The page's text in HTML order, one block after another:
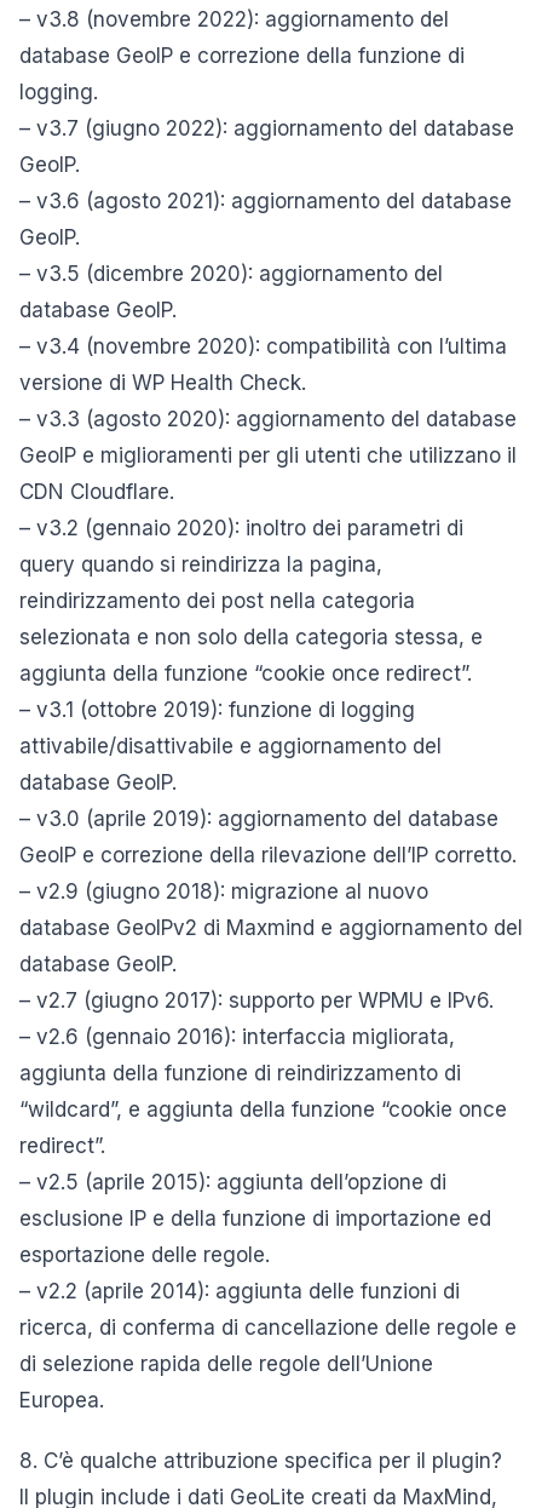
– v3.8 (novembre 2022): aggiornamento del
database GeoIP e correzione della funzione di
logging.
– v3.7 (giugno 2022): aggiornamento del database
GeoIP.
– v3.6 (agosto 2021): aggiornamento del database
GeoIP.
– v3.5 (dicembre 2020): aggiornamento del
database GeoIP.
– v3.4 (novembre 2020): compatibilità con l’ultima
versione di WP Health Check.
– v3.3 (agosto 2020): aggiornamento del database
GeoIP e miglioramenti per gli utenti che utilizzano il
CDN Cloudflare.
– v3.2 (gennaio 2020): inoltro dei parametri di
query quando si reindirizza la pagina,
reindirizzamento dei post nella categoria
selezionata e non solo della categoria stessa, e
aggiunta della funzione “cookie once redirect”.
– v3.1 (ottobre 2019): funzione di logging
attivabile/disattivabile e aggiornamento del
database GeoIP.
– v3.0 (aprile 2019): aggiornamento del database
GeoIP e correzione della rilevazione dell’IP corretto.
– v2.9 (giugno 2018): migrazione al nuovo
database GeoIPv2 di Maxmind e aggiornamento del
database GeoIP.
– v2.7 (giugno 2017): supporto per WPMU e IPv6.
– v2.6 (gennaio 2016): interfaccia migliorata,
aggiunta della funzione di reindirizzamento di
“wildcard”, e aggiunta della funzione “cookie once
redirect”.
– v2.5 (aprile 2015): aggiunta dell’opzione di
esclusione IP e della funzione di importazione ed
esportazione delle regole.
– v2.2 (aprile 2014): aggiunta delle funzioni di
ricerca, di conferma di cancellazione delle regole e
di selezione rapida delle regole dell’Unione
Europea.
8. C’è qualche attribuzione specifica per il plugin?
Il plugin include i dati GeoLite creati da MaxMind,